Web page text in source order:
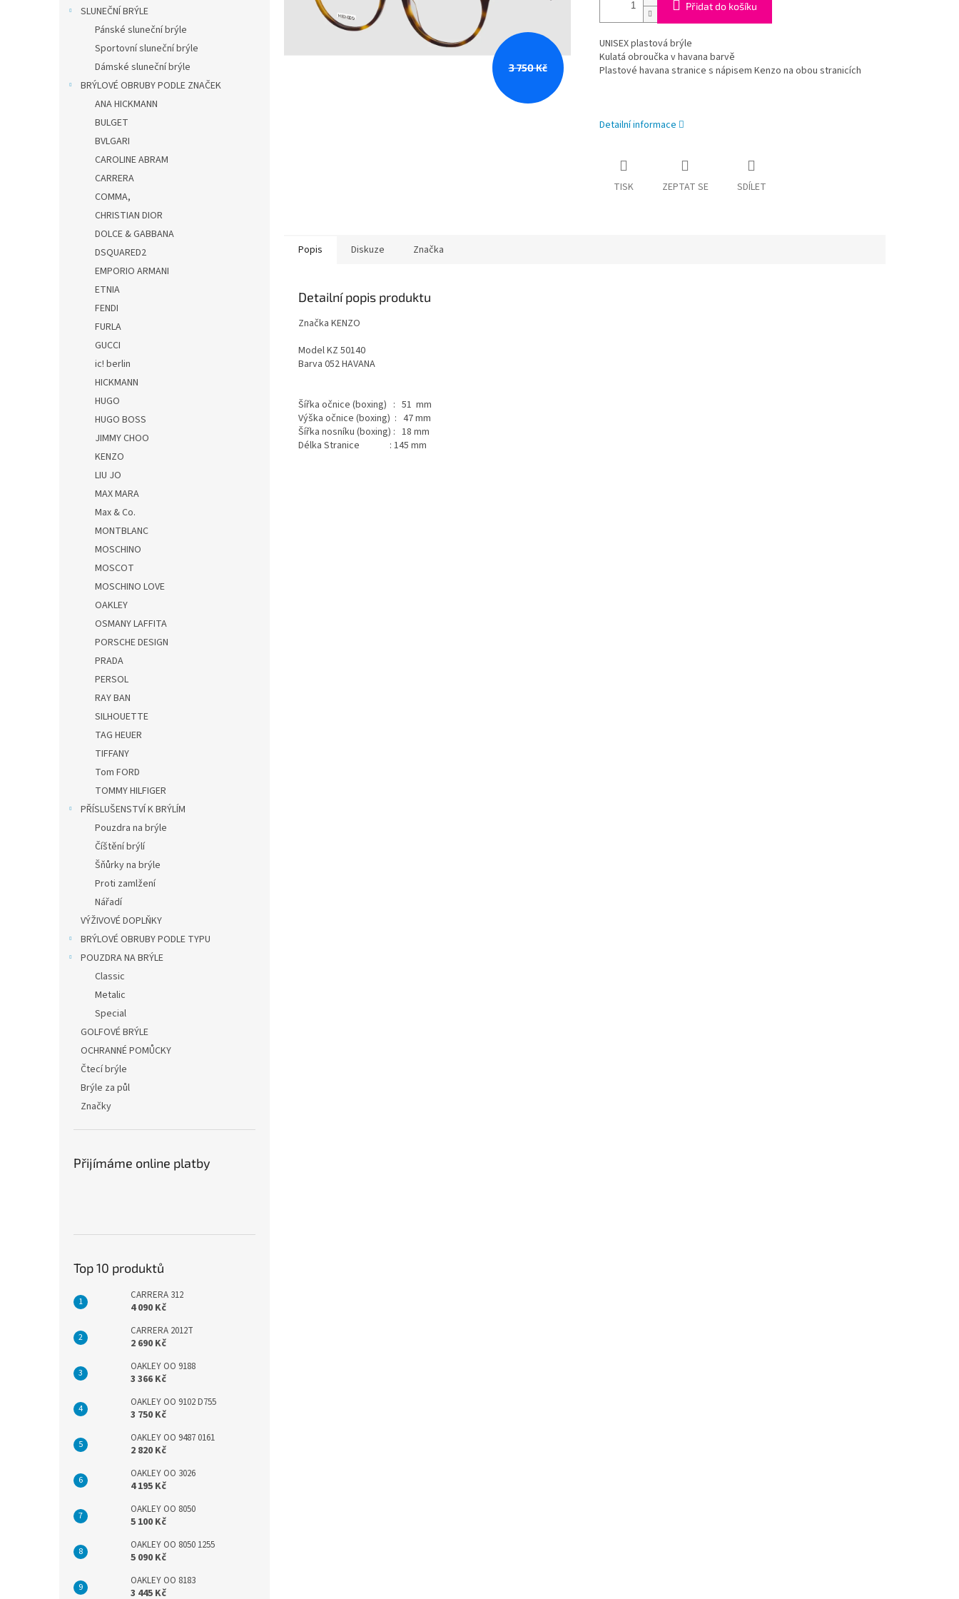
SLUNEČNÍ BRÝLE
Pánské sluneční brýle
Sportovní sluneční brýle
Dámské sluneční brýle
BRÝLOVÉ OBRUBY PODLE ZNAČEK
ANA HICKMANN
BULGET
BVLGARI
CAROLINE ABRAM
CARRERA
COMMA,
CHRISTIAN DIOR
DOLCE & GABBANA
DSQUARED2
EMPORIO ARMANI
ETNIA
FENDI
FURLA
GUCCI
ic! berlin
HICKMANN
HUGO
HUGO BOSS
JIMMY CHOO
KENZO
LIU JO
MAX MARA
Max & Co.
MONTBLANC
MOSCHINO
MOSCOT
MOSCHINO LOVE
OAKLEY
OSMANY LAFFITA
PORSCHE DESIGN
PRADA
PERSOL
RAY BAN
SILHOUETTE
TAG HEUER
TIFFANY
Tom FORD
TOMMY HILFIGER
PŘÍSLUŠENSTVÍ K BRÝLÍM
Pouzdra na brýle
Číštění brýlí
Šňůrky na brýle
Proti zamlžení
Nářadí
VÝŽIVOVÉ DOPLŇKY
BRÝLOVÉ OBRUBY PODLE TYPU
POUZDRA NA BRÝLE
Classic
Metalic
Special
GOLFOVÉ BRÝLE
OCHRANNÉ POMŮCKY
Čtecí brýle
Brýle za půl
Značky
Přijímáme online platby
Top 10 produktů
CARRERA 312
4 090 Kč
CARRERA 2012T
2 690 Kč
OAKLEY OO 9188
3 366 Kč
OAKLEY OO 9102 D755
3 750 Kč
OAKLEY OO 9487 0161
2 820 Kč
OAKLEY OO 3026
4 195 Kč
OAKLEY OO 8050
5 100 Kč
OAKLEY OO 8050 1255
5 090 Kč
OAKLEY OO 8183
3 445 Kč
3 750 Kč
Přidat do košíku
UNISEX plastová brýle
Kulatá obroučka v havana barvě
Plastové havana stranice s nápisem Kenzo na obou stranicích
Detailní informace
TISK ZEPTAT SE SDÍLET
Popis Diskuze Značka
Detailní popis produktu
Značka KENZO
Model KZ 50140
Barva 052 HAVANA
Šířka očnice (boxing) : 51 mm
Výška očnice (boxing) : 47 mm
Šířka nosníku (boxing) : 18 mm
Délka Stranice : 145 mm